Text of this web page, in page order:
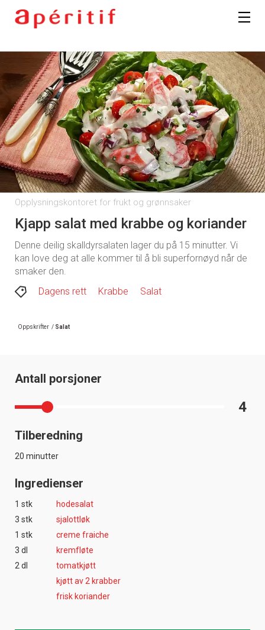
Opplysningskontoret for frukt og grønnsaker
Kjapp salat med krabbe og koriander
Denne deilig skalldyrsalaten lager du på 15 minutter. Vi
kan love deg at alle kommer til å bli superfornøyd når de
smaker den.
Dagens rett
Krabbe Salat
Oppskrifter / Salat
Antall porsjoner
4
Tilberedning
20 minutter
Ingredienser
1 stk
hodesalat
3 stk
sjalottløk
1 stk
creme fraiche
3 dl
kremfløte
2 dl
tomatkjøtt
kjøtt av 2 krabber
frisk koriander